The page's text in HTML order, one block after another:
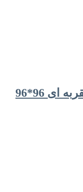
آمپر متر 0 تا 150 آمپر عقربه ای 96*96